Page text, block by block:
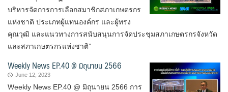
บริหารจัดการการเลือกสมาชิกสภาเกษตรกร
แห่งชาติ ประเภทผู้แทนองค์กร และผู้ทรง
คุณวุฒิ และแนวทางการสนับสนุนการจัดประชุมสภาเกษตรกรจังหวัด
และสภาเกษตรกรแห่งชาติ”
Weekly News EP.40 @ มิถุนายน 2566
June 12, 2023
Weekly News EP.40 @ มิถุนายน 2566 การ